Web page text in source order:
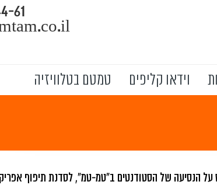
61
וידאו קליפים טמטם בטלוויזיה
על הנסיעה של הסטודנטים ב"טמ-טמ", לסדנת תיפוף